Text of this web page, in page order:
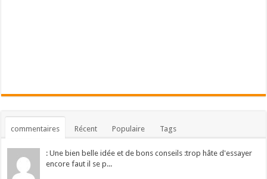
commentaires Récent Populaire Tags
: Une bien belle idée et de bons conseils :trop hâte d'essayer
encore faut il se p...